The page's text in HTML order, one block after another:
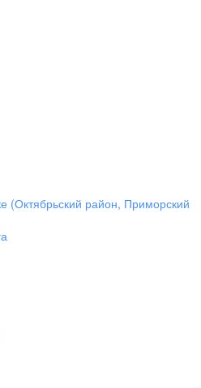
(Октябрьский район, Приморский